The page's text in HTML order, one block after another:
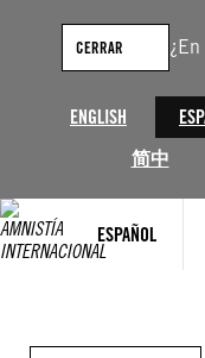
ENGLISH
简中
CERRAR
ESPAÑOL
contenido